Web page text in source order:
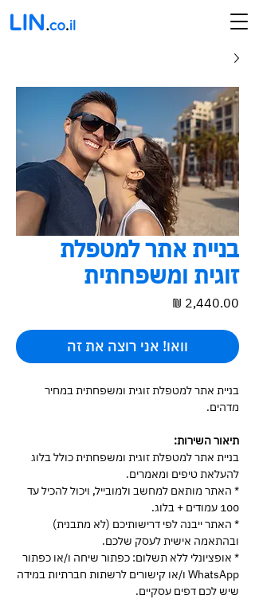
בניית אתר למטפלת
זוגית ומשפחתית
וואו! אני רוצה את זה
בניית אתר למטפלת זוגית ומשפחתית במחיר
מדהים.
תיאור השירות:
בניית אתר למטפלת זוגית ומשפחתית כולל בלוג
להעלאת טיפים ומאמרים.
* האתר מותאם למחשב ולמובייל, ויכול להכיל עד
100 עמודים + בלוג.
* האתר ייבנה לפי דרישותיכם (לא מתבנית)
ובהתאמה אישית לעסק שלכם.
* אופציונלי ללא תשלום: כפתור שיחה ו/או כפתור
WhatsApp ו/או קישורים לרשתות חברתיות במידה
שיש לכם דפים עסקיים.